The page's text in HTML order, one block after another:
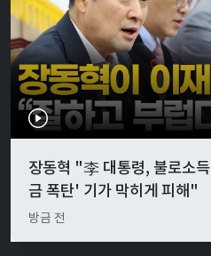
장동혁 "李 대통령, 불로소
금 폭탄' 기가 막히게 피해"
방금 전